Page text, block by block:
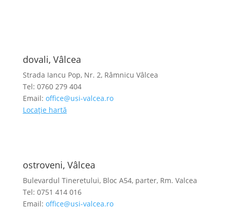
dovali, Vâlcea
Strada Iancu Pop, Nr. 2, Râmnicu Vâlcea
Tel: 0760 279 404
Email: office@usi-valcea.ro
Locație hartă
ostroveni, Vâlcea
Bulevardul Tineretului, Bloc A54, parter, Rm. Valcea
Tel: 0751 414 016
Email: office@usi-valcea.ro